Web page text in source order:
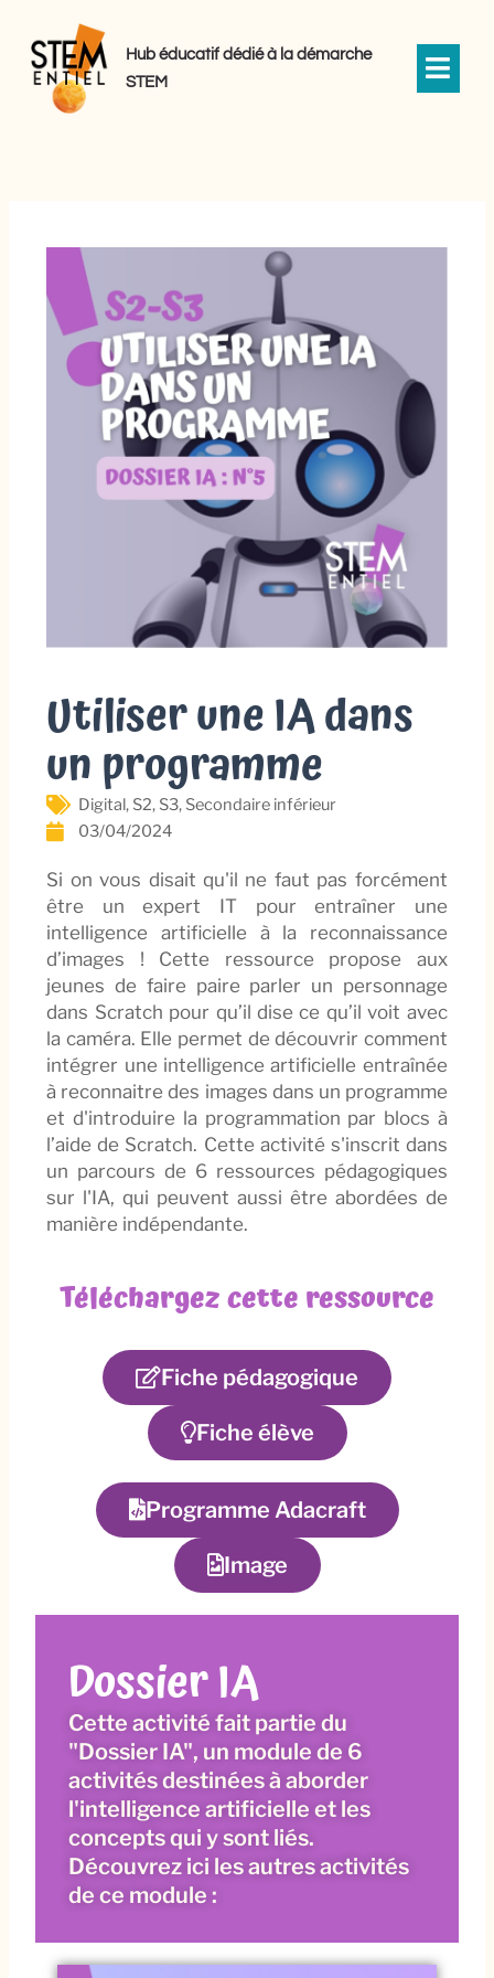
contenu
Hub éducatif dédié à la démarche
STEM
Utiliser une IA dans
un programme
Digital, S2, S3, Secondaire inférieur
03/04/2024
Si on vous disait qu'il ne faut pas forcément
être un expert IT pour entraîner une
intelligence artificielle à la reconnaissance
d’images ! Cette ressource propose aux
jeunes de faire paire parler un personnage
dans Scratch pour qu’il dise ce qu’il voit avec
la caméra. Elle permet de découvrir comment
intégrer une intelligence artificielle entraînée
à reconnaitre des images dans un programme
et d'introduire la programmation par blocs à
l’aide de Scratch. Cette activité s'inscrit dans
un parcours de 6 ressources pédagogiques
sur l'IA, qui peuvent aussi être abordées de
manière indépendante.
Téléchargez cette ressource
Fiche pédagogique
Fiche élève
Programme Adacraft
Image
Dossier IA
Cette activité fait partie du
"Dossier IA", un module de 6
activités destinées à aborder
l'intelligence artificielle et les
concepts qui y sont liés.
Découvrez ici les autres activités
de ce module :